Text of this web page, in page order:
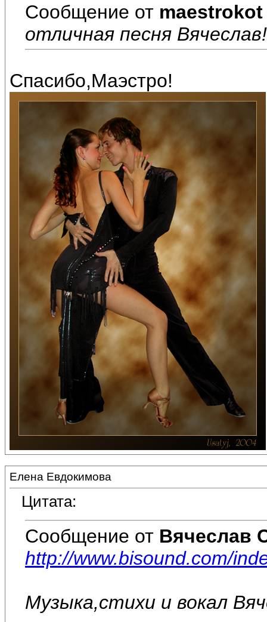
Сообщение от maestrokot
отличная песня
Спасибо,Маэстро!
Елена Евдокимова
Цитата:
Сообщение от Вячеслав
http://www.bisound.com/
Музыка,стихи и вокал